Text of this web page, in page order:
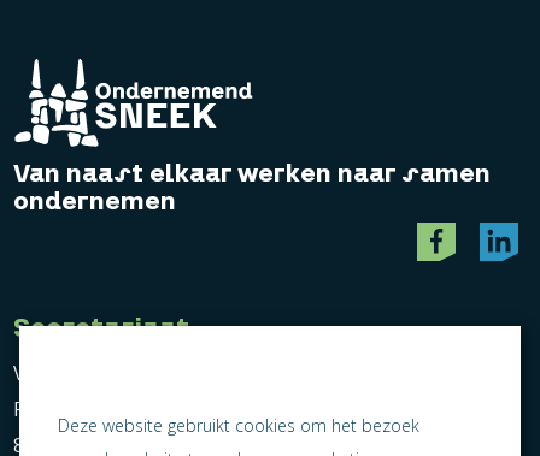
Van naast elkaar werken naar samen
ondernemen
Secretariaat
Vereniging Ondernemend Sneek
Postbus 464
8600 AL Sneek
Deze website gebruikt cookies om het bezoek